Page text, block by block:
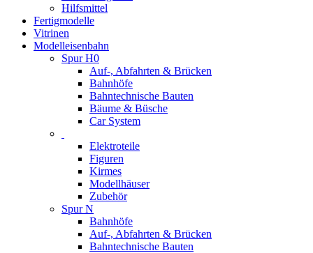
Hilfsmittel
Fertigmodelle
Vitrinen
Modelleisenbahn
Spur H0
Auf-, Abfahrten & Brücken
Bahnhöfe
Bahntechnische Bauten
Bäume & Büsche
Car System
Elektroteile
Figuren
Kirmes
Modellhäuser
Zubehör
Spur N
Bahnhöfe
Auf-, Abfahrten & Brücken
Bahntechnische Bauten